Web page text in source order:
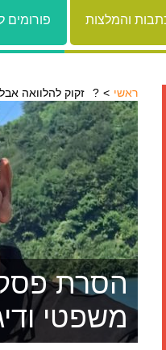
והמלצות פורומים
ראשי זקוק להלוואה אבל הבנק מסרב לתת?
הסרת
משפטי